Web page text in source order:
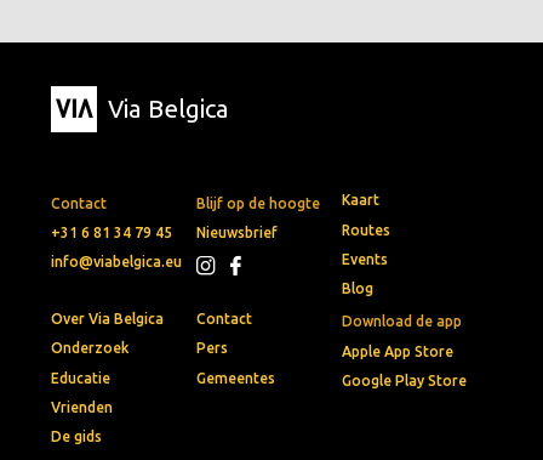
Via Belgica
Contact
+31 6 81 34 79 45
info@viabelgica.eu
Blijf op de hoogte
Nieuwsbrief
Download de app
Apple App Store
Google Play Store
Kaart
Routes
Events
Blog
Over Via Belgica
Onderzoek
Educatie
Vrienden
De gids
Contact
Pers
Gemeentes